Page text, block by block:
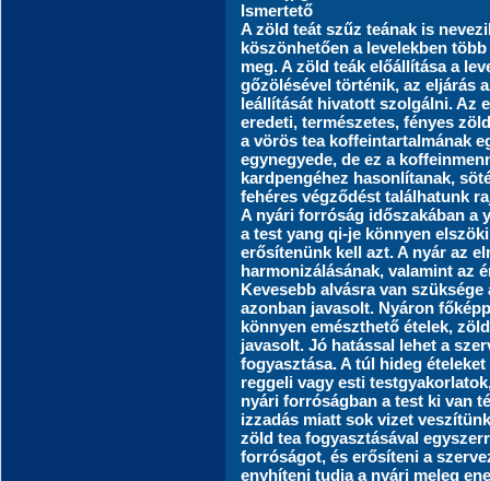
Ismertető
A zöld teát szűz teának is
köszönhetően a levelekben
meg. A zöld teák előállítása a
gőzölésével történik, az eljárás
leállítását hivatott szolgálni. Az
eredeti, természetes, fényes
a vörös tea koffeintartalmának
egynegyede, de ez a
kardpengéhez hasonlítanak,
fehéres végződést találhatunk
A nyári forróság időszakában a
a test yang qi-je könnyen
erősítenünk kell azt. A nyár az
harmonizálásának, valamint az
Kevesebb alvásra van
azonban javasolt. Nyáron
könnyen emészthető ételek,
javasolt. Jó hatással lehet a
fogyasztása. A túl hideg
reggeli vagy esti
nyári forróságban a test ki van
izzadás miatt sok vizet
zöld tea fogyasztásával
forróságot, és erősíteni a
enyhíteni tudja a nyári meleg